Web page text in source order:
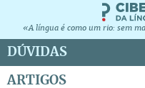
«A língua é como um rio: sem
DÚVIDAS
ARTIGOS